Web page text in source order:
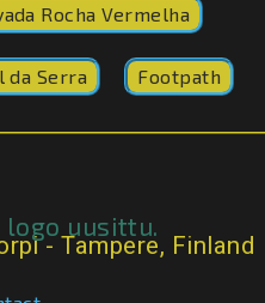
Rocha Vermelha
da Serra Footpath
- Tampere, Finland